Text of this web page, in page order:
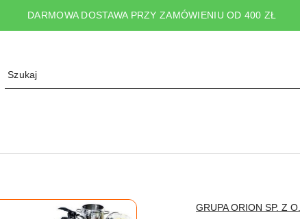
DARMOWA DOSTAWA PRZY ZAMÓWIENIU OD 400 ZŁ
NAZWA
PRODUCENTA:
GRUPA ORION SP. Z